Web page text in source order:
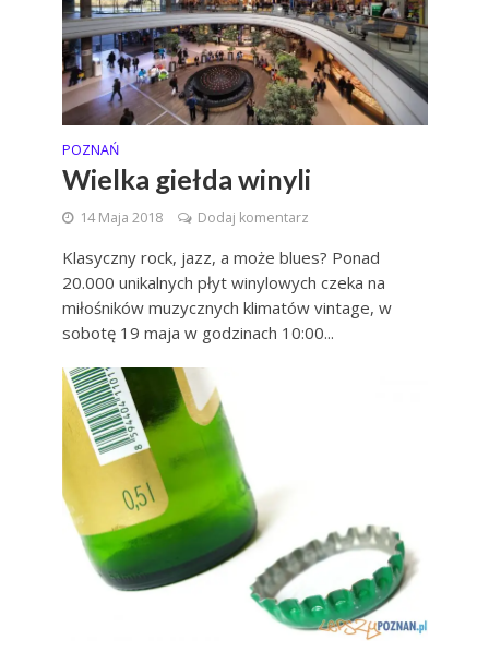
POZNAŃ
Wielka giełda winyli
14 Maja 2018 Dodaj komentarz
Klasyczny rock, jazz, a może blues? Ponad
20.000 unikalnych płyt winylowych czeka na
miłośników muzycznych klimatów vintage, w
sobotę 19 maja w godzinach 10:00...